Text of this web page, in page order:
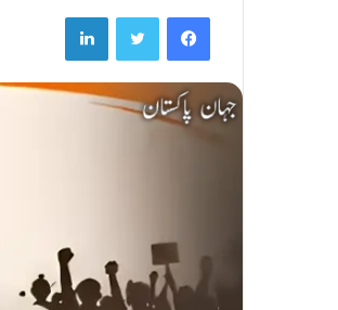
Facebook
Twitter
LinkedIn